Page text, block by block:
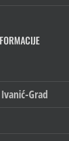
Grad